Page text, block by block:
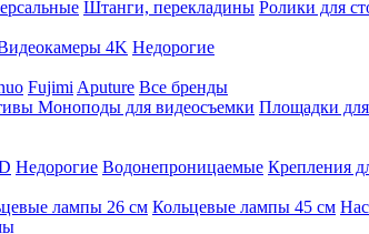
Штанги, перекладины Ролики для
4K Недорогие
Fujimi Aputure Все бренды
Моноподы для видеосъемки Площадки
Недорогие Водонепроницаемые Крепления
лампы 26 см Кольцевые лампы 45 см